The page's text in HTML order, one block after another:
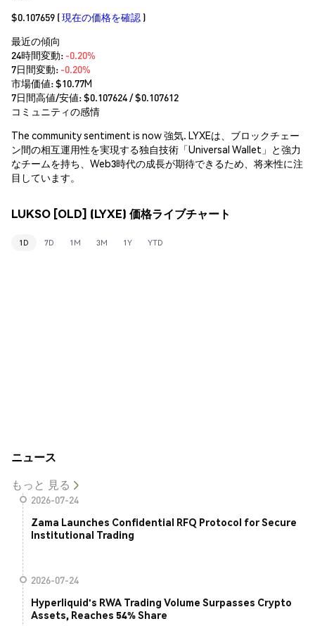
$0.107659 (現在の価格を確認 )
最近の傾向
24時間変動: -0.20%
7日間変動: -0.20%
市場価値:$10.77M
7日間高値/安値: $0.107624/ $0.107612
コミュニティの感情
The community sentiment is now 強気. LYXEは、ブロックチェー
ン間の相互運用性を実現する独自技術「Universal Wallet」と強力
なチームを持ち、Web3時代の成長が期待できるため、将来性に注
目しています。
LUKSO [OLD] (LYXE) 価格ライブチャート
1D 7D 1M 3M 1Y YTD
ニュース
もっと 見る
2026-07-24
Zama Launches Confidential RFQ Protocol for Secure
Institutional Trading
2026-07-24
Hyperliquid's RWA Trading Volume Surpasses Crypto
Assets, Reaches 54% Share